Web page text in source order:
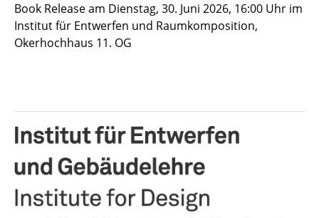
Book Release am Dienstag, 30. Juni 2026, 16:00 Uhr im
Institut für Entwerfen und Raumkomposition,
Okerhochhaus 11. OG